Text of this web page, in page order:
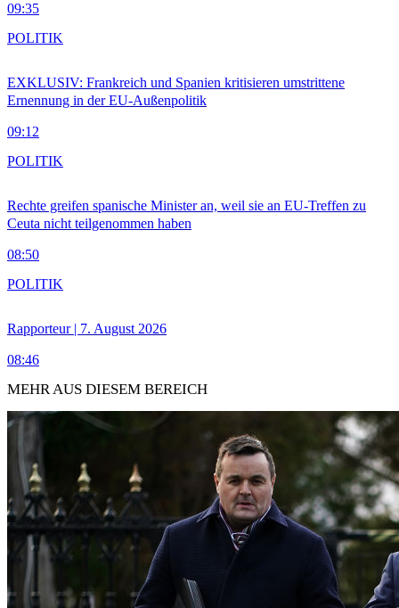
09:35
EXKLUSIV: Frankreich und Spanien kritisieren umstrittene
Ernennung in der EU-Außenpolitik
09:12
POLITIK
Rechte greifen spanische Minister an, weil sie an EU-Treffen zu
Ceuta nicht teilgenommen haben
08:50
POLITIK
Rapporteur | 7. August 2026
08:46
POLITIK
MEHR AUS DIESEM BEREICH